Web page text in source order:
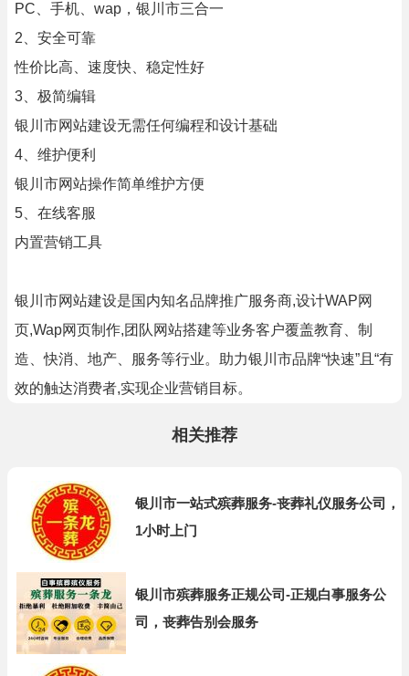
PC、手机、wap，银川市三合一
2、安全可靠
性价比高、速度快、稳定性好
3、极简编辑
银川市网站建设无需任何编程和设计基础
4、维护便利
银川市网站操作简单维护方便
5、在线客服
内置营销工具
银川市网站建设是国内知名品牌推广服务商,设计WAP网
页,Wap网页制作,团队网站搭建等业务客户覆盖教育、制
造、快消、地产、服务等行业。助力银川市品牌“快速”且“有
效的触达消费者,实现企业营销目标。
相关推荐
银川市一站式殡葬服务-丧葬礼仪服务公司，
1小时上门
银川市殡葬服务正规公司-正规白事服务公
司，丧葬告别会服务